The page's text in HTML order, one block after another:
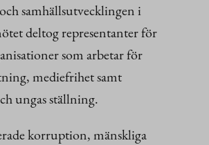
samhällsutvecklingen i
deltog representanter för
som arbetar för
mediefrihet samt
ungas ställning.
korruption, mänskliga